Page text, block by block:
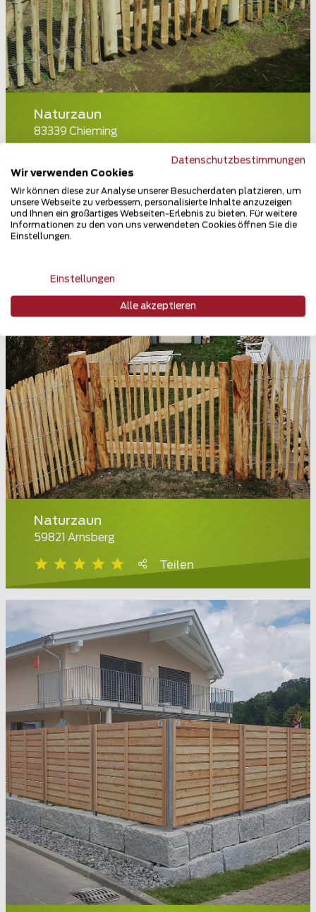
Naturzaun
83339 Chieming
Teilen
Naturzaun
59821 Arnsberg
Teilen
Datenschutzbestimmungen
Wir verwenden Cookies
Wir können diese zur Analyse unserer Besucherdaten platzieren, um
unsere Webseite zu verbessern, personalisierte Inhalte anzuzeigen
und Ihnen ein großartiges Webseiten-Erlebnis zu bieten. Für weitere
Informationen zu den von uns verwendeten Cookies öffnen Sie die
Einstellungen.
Einstellungen
Alle akzeptieren